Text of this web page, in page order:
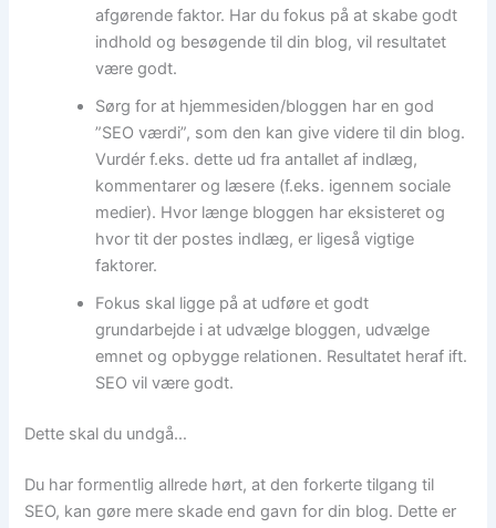
afgørende faktor. Har du fokus på at skabe godt
indhold og besøgende til din blog, vil resultatet
være godt.
Sørg for at hjemmesiden/bloggen har en god
”SEO værdi”, som den kan give videre til din blog.
Vurdér f.eks. dette ud fra antallet af indlæg,
kommentarer og læsere (f.eks. igennem sociale
medier). Hvor længe bloggen har eksisteret og
hvor tit der postes indlæg, er ligeså vigtige
faktorer.
Fokus skal ligge på at udføre et godt
grundarbejde i at udvælge bloggen, udvælge
emnet og opbygge relationen. Resultatet heraf ift.
SEO vil være godt.
Dette skal du undgå…
Du har formentlig allrede hørt, at den forkerte tilgang til
SEO, kan gøre mere skade end gavn for din blog. Dette er